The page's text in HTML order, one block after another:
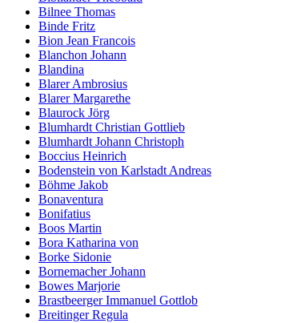
Bilnee Thomas
Binde Fritz
Bion Jean Francois
Blanchon Johann
Blandina
Blarer Ambrosius
Blarer Margarethe
Blaurock Jörg
Blumhardt Christian Gottlieb
Blumhardt Johann Christoph
Boccius Heinrich
Bodenstein von Karlstadt Andreas
Böhme Jakob
Bonaventura
Bonifatius
Boos Martin
Bora Katharina von
Borke Sidonie
Bornemacher Johann
Bowes Marjorie
Brastbeerger Immanuel Gottlob
Breitinger Regula